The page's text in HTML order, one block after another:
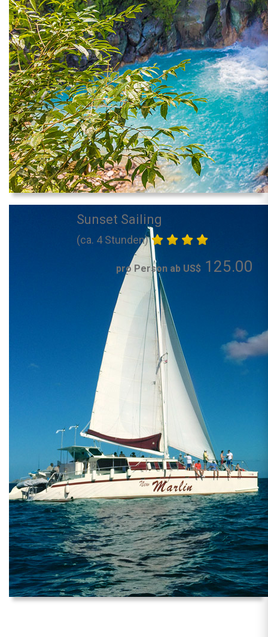
Sunset Sailing
(ca. 4 Stunden)
pro Person ab US$ 125.00